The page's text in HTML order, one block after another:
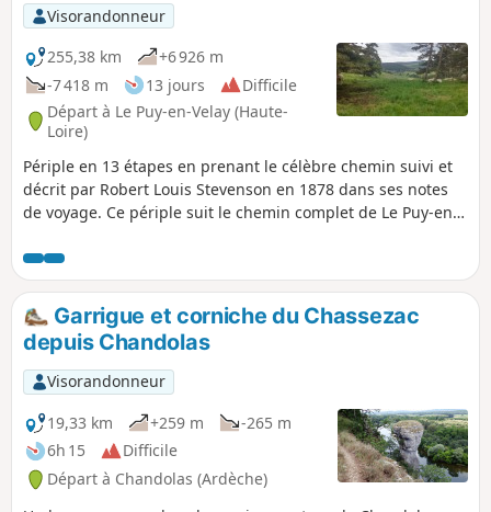
Visorandonneur
255,38 km
+6 926 m
-7 418 m
13 jours
Difficile
Départ à Le Puy-en-Velay (Haute-
Loire)
Périple en 13 étapes en prenant le célèbre chemin suivi et
décrit par Robert Louis Stevenson en 1878 dans ses notes
de voyage. Ce périple suit le chemin complet de Le Puy-en-
Garrigue et corniche du Chassezac
depuis Chandolas
Visorandonneur
19,33 km
+259 m
-265 m
6h 15
Difficile
Départ à Chandolas (Ardèche)